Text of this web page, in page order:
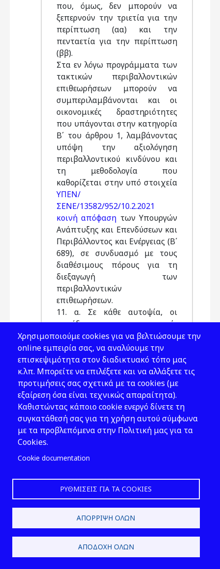
που, όμως, δεν μπορούν να
ξεπερνούν την τριετία για την
περίπτωση (αα) και την
πενταετία για την περίπτωση
(ββ).
Στα εν λόγω προγράμματα των
τακτικών περιβαλλοντικών
επιθεωρήσεων μπορούν να
συμπεριλαμβάνονται και οι
οικονομικές δραστηριότητες
που υπάγονται στην κατηγορία
Β΄ του άρθρου 1, λαμβάνοντας
υπόψη την αξιολόγηση
περιβαλλοντικού κινδύνου και
τη μεθοδολογία που
καθορίζεται στην υπό στοιχεία
ΥΠΕΝ/
ΣΕΝΕ/13582/952/10.2.2021
κοινή απόφαση των Υπουργών
Ανάπτυξης και Επενδύσεων και
Περιβάλλοντος και Ενέργειας (Β΄
689), σε συνδυασμό με τους
διαθέσιμους πόρους για τη
διεξαγωγή των
περιβαλλοντικών
επιθεωρήσεων.
11. α. Σε κάθε αυτοψία, οι
αρμόδιες αρχές
περιβαλλοντικών
επιθεωρήσεων της παρ. 3
συντάσσουν επιτόπου έκθεση
αυτοψίας στην οποία
καταχωρίζονται τα ευρήματα
του ελέγχου. Ακολούθως,
συντάσσουν προσωρινή έκθεση
ελέγχου σύμφωνα με την
απόφαση της περ. α΄ της παρ.
Η προσωρινή έκθεση ελέγχου
έργου ή της δραστηριότητας το
αργότερο εντός ενός (1) μήνα
από την πραγματοποίηση της
Ο εν λόγω φορέας, σε
περίπτωση διαπίστωσης
πιθανών παραβάσεων, καλείται
ταυτόχρονα σε απολογία. Η
Χρησιμοποιούμε cookies για να βελτιώσουμε την
online εμπειρία σας, να αναλύουμε την
επισκεψιμότητα στον διαδικτυακό τόπο μας
κ.λπ. Μπορείτε να επιλέξετε και να αλλάξετε τις
προτιμήσεις σας σχετικά με τα cookies (με
εξαίρεση όσα είναι τεχνικώς απαραίτητα).
Καθιστώντας κάποιο cookie ενεργό δίνετε τη
συγκατάθεσή σας για τη χρήση αυτού σύμφωνα
με τα προβλεπόμενα στην Πολιτική μας για τα
Cookies.
Cookie documentation
ΡΥΘΜΊΣΕΙΣ ΓΙΑ ΤΑ COOKIES
ΑΠΌΡΡΙΨΗ ΌΛΩΝ
ΑΠΟΔΟΧΉ ΌΛΩΝ